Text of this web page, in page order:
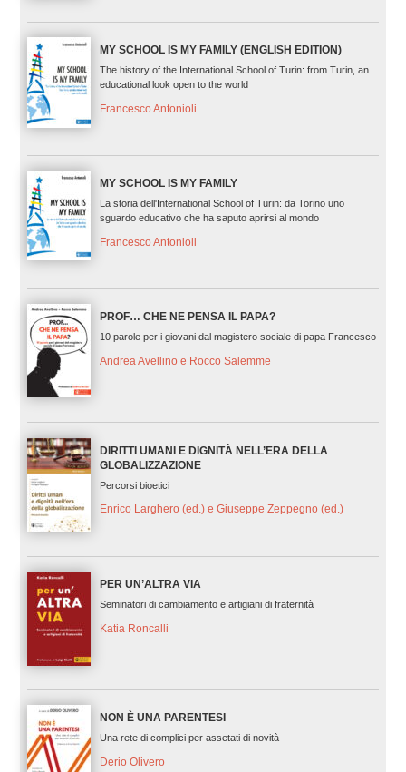
MY SCHOOL IS MY FAMILY (ENGLISH EDITION)
The history of the International School of Turin: from Turin, an
educational look open to the world
Francesco Antonioli
MY SCHOOL IS MY FAMILY
La storia dell'International School of Turin: da Torino uno
sguardo educativo che ha saputo aprirsi al mondo
Francesco Antonioli
PROF… CHE NE PENSA IL PAPA?
10 parole per i giovani dal magistero sociale di papa Francesco
Andrea Avellino e Rocco Salemme
DIRITTI UMANI E DIGNITÀ NELL’ERA DELLA
GLOBALIZZAZIONE
Percorsi bioetici
Enrico Larghero (ed.) e Giuseppe Zeppegno (ed.)
PER UN’ALTRA VIA
Seminatori di cambiamento e artigiani di fraternità
Katia Roncalli
NON È UNA PARENTESI
Una rete di complici per assetati di novità
Derio Olivero